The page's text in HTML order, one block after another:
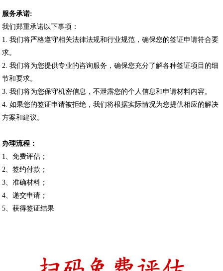
服务承诺:
我们郑重承诺以下事项：
1. 我们将严格遵守相关法律法规和行业规范，确保您的签证申请符合要
求。
2. 我们将为您提供专业的咨询服务，确保您充分了解各种签证项目的细
节和要求。
3. 我们将为您保守机密信息，不泄露您的个人信息和申请材料内容。
4. 如果您的签证申请被拒绝，我们将根据实际情况为您提供相应的解决
方案和建议。
办理流程：
1、免费评估；
2、签约付款；
3、准确材料；
4、递交申请；
5、获得签证结果